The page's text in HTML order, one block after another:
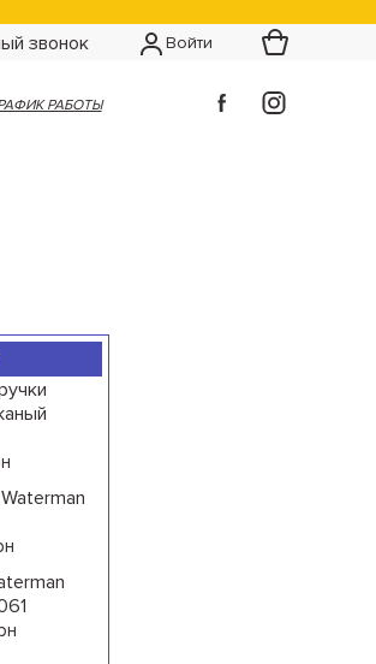
звонок Войти
РАБОТЫ